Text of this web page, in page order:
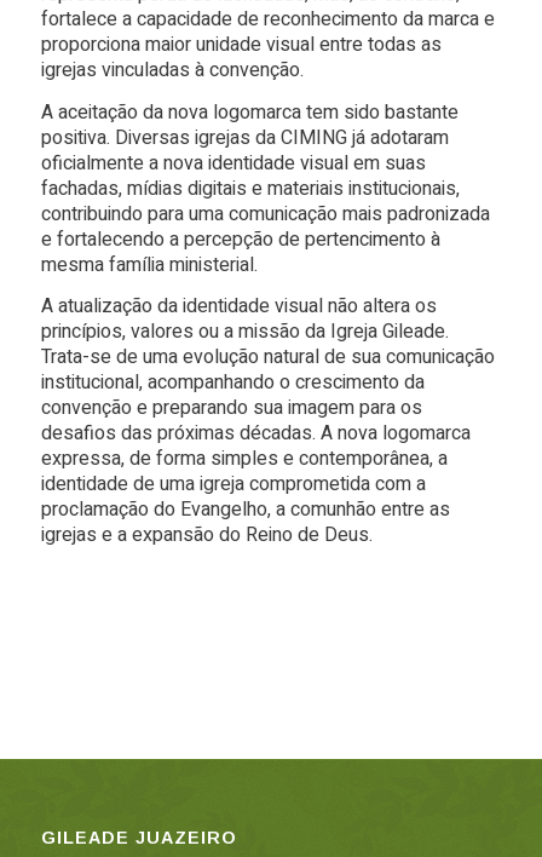
fortalece a capacidade de reconhecimento da marca e
proporciona maior unidade visual entre todas as
igrejas vinculadas à convenção.
A aceitação da nova logomarca tem sido bastante
positiva. Diversas igrejas da CIMING já adotaram
oficialmente a nova identidade visual em suas
fachadas, mídias digitais e materiais institucionais,
contribuindo para uma comunicação mais padronizada
e fortalecendo a percepção de pertencimento à
mesma família ministerial.
A atualização da identidade visual não altera os
princípios, valores ou a missão da Igreja Gileade.
Trata-se de uma evolução natural de sua comunicação
institucional, acompanhando o crescimento da
convenção e preparando sua imagem para os
desafios das próximas décadas. A nova logomarca
expressa, de forma simples e contemporânea, a
identidade de uma igreja comprometida com a
proclamação do Evangelho, a comunhão entre as
igrejas e a expansão do Reino de Deus.
GILEADE JUAZEIRO